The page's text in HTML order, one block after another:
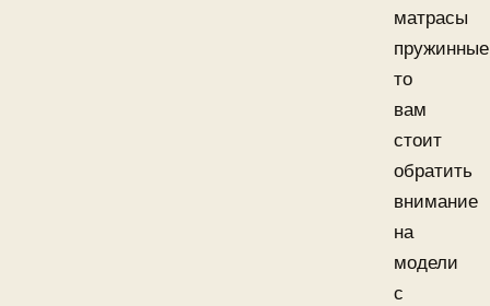
матрасы
то
вам
стоит
обратить
внимание
на
модели
с